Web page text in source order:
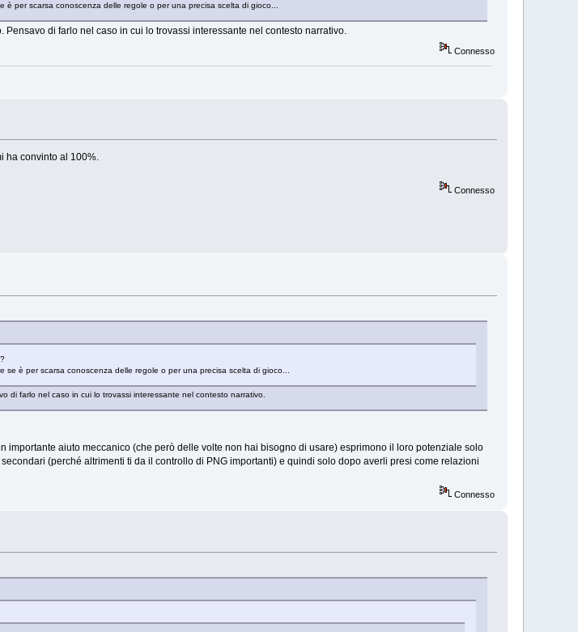
è per scarsa conoscenza delle regole o per una precisa scelta di gioco...
di farlo nel caso in cui lo trovassi interessante nel contesto narrativo.
Connesso
ha convinto al 100%.
Connesso
è per scarsa conoscenza delle regole o per una precisa scelta di gioco...
di farlo nel caso in cui lo trovassi interessante nel contesto narrativo.
importante aiuto meccanico (che però delle volte non hai bisogno di usare) esprimono il loro potenziale solo
(perché altrimenti ti da il controllo di PNG importanti) e quindi solo dopo averli presi come relazioni
Connesso